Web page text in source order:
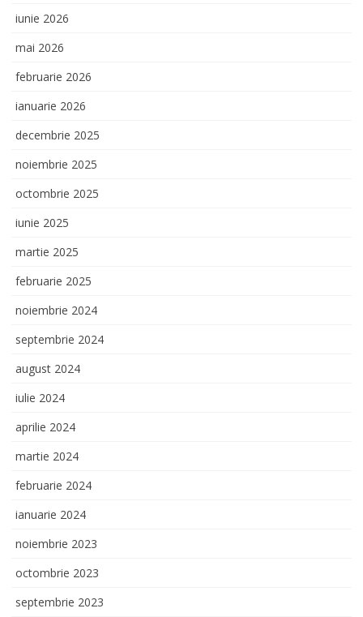
iunie 2026
mai 2026
februarie 2026
ianuarie 2026
decembrie 2025
noiembrie 2025
octombrie 2025
iunie 2025
martie 2025
februarie 2025
noiembrie 2024
septembrie 2024
august 2024
iulie 2024
aprilie 2024
martie 2024
februarie 2024
ianuarie 2024
noiembrie 2023
octombrie 2023
septembrie 2023